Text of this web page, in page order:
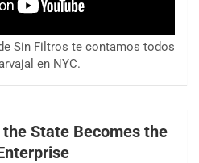
Sin Filtros te contamos todos
en NYC.
State Becomes the